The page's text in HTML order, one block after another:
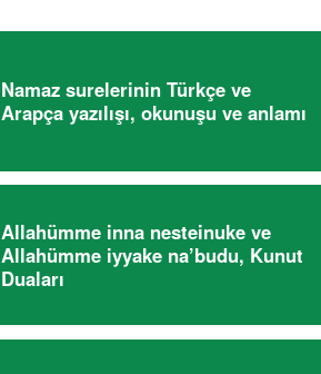
Namaz surelerinin Türkçe ve
Arapça yazılışı, okunuşu ve anlamı
Allahümme inna nesteinuke ve
Allahümme iyyake na’budu, Kunut
Duaları